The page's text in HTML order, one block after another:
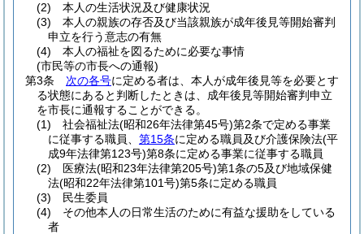
(2)
本人の生活状況及び健康状況
(3)
本人の親族の存否及び当該親族が成年後見等開始審判
申立を行う意志の有無
(4)
本人の福祉を図るために必要な事情
(市民等の市長への通報)
第3条
次の各号に定める者は、本人が成年後見等を必要とす
る状態にあると判断したときは、成年後見等開始審判申立
を市長に通報することができる。
(1)
社会福祉法(昭和26年法律第45号)第2条で定める事業
に従事する職員、 第15条に定める職員及び介護保険法(平
成9年法律第123号)第8条に定める事業に従事する職員
(2)
医療法(昭和23年法律第205号)第1条の5及び地域保健
法(昭和22年法律第101号)第5条に定める職員
(3)
民生委員
(4)
その他本人の日常生活のために有益な援助をしている
者